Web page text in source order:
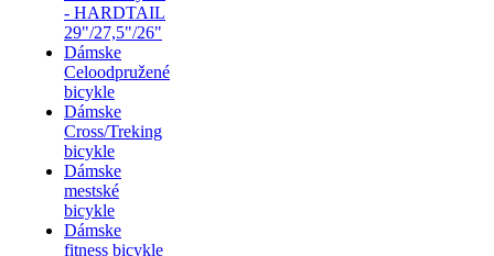
- HARDTAIL
29"/27,5"/26"
Dámske
Celoodpružené
bicykle
Dámske
Cross/Treking
bicykle
Dámske
mestské
bicykle
Dámske
fitness bicykle